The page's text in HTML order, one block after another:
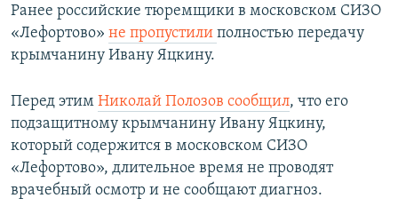
Ранее российские тюремщики в московском СИЗО
«Лефортово» не пропустили полностью передачу
крымчанину Ивану Яцкину.
Перед этим Николай Полозов сообщил, что его
подзащитному крымчанину Ивану Яцкину,
который содержится в московском СИЗО
«Лефортово», длительное время не проводят
врачебный осмотр и не сообщают диагноз.